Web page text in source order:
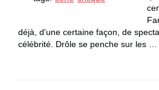
déjà, d'une certaine façon, de
célébrité. Drôle se penche sur les …